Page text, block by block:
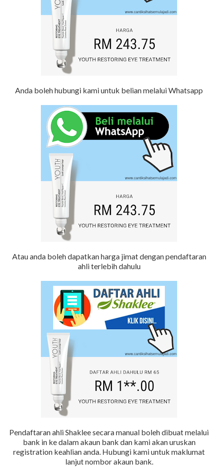
Anda boleh hubungi kami untuk belian melalui Whatsapp
Atau anda boleh dapatkan harga jimat dengan pendaftaran
ahli terlebih dahulu
Pendaftaran ahli Shaklee secara manual boleh dibuat melalui
bank in ke dalam akaun bank dan kami akan uruskan
registration keahlian anda. Hubungi kami untuk maklumat
lanjut nombor akaun bank.